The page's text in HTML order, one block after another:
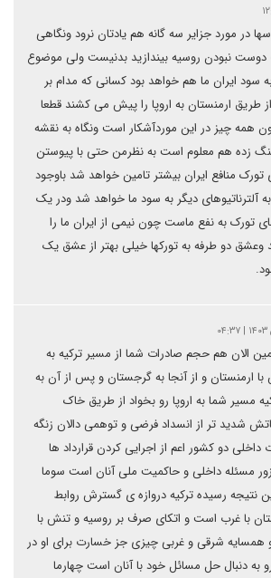
در مورد جزایر سه گانه هم یادتان نرود ونگاهی
دوست نبودن روسیه بیندازید بدنیست ولی موضوع
سود ایران ما هم خواهد بود کسانی که مدام بر
طریق ارمنستان به اروپا را پیش می کشند قطعا
همه چیز در این موردآشکار است ونگاه به نقشه
زده هم معلوم است به نظرمن حتی با پیوستن
منافع ایران بیشتر تامین خواهد شد باوجود
آلترناتیوهای دیگر به سود ما خواهد شد ودر یک
تورک به نفع ماست چون نیمی از ایران ما را
وعشق دو طرفه به تورکها خیلی بهتر از عشق یک
الان هم حجم صادرات شما از مسیر ترکیه به
با ارمنستان و از آنجا به گرجستان و پس از آن به
مسیر شما به اروپا رو بخواد از طریق خاک
شدید تر از انسداد فرضی و توهمی دالان زنگه
دو کشور اعم از اجرایی کردن قرارداد ها
مسئله داخلی و حاکمیت ملی آنان است سوما
نتیجه رسیده ترکیه دروازه ی گسترش روابط
با غرب است و اتکای صرف بر روسیه و تنش با
دو همسایه شرقی و غربی چیزی جز خسارت برای او در
به دنبال حل مسائل خود با آنان است چهارما